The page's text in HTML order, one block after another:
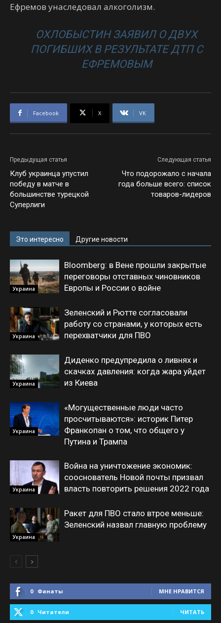
Ефремов унаследовал алкоголизм.
ОХЛОБЫСТИН ЗАЯВИЛ О ДВУХ
ПОГИБШИХ В РЕЗУЛЬТАТЕ ДТП С
ЕФРЕМОВЫМ
Facebook X VK
Предыдущая статья
Клуб украинца упустил
победу в матче в
большинстве турецкой
Суперлиги
Следующая статья
Что подорожало с начала
года больше всего: список
товаров-лидеров
Это интересно Другие новости
Украина
Bloomberg: в Вене прошли закрытые
переговоры отставных чиновников
Европы и России о войне
Украина
Зеленский и Рютте согласовали
работу со странами, у которых есть
перехватчики для ПВО
Украина
Диденко предупредила о ливнях и
скачках давления: когда жара уйдет
из Киева
Украина
«Могущественные люди часто
просчитываются»: историк Питер
Франкопан о том, что общего у
Путина и Трампа
Украина
Война на уничтожение экономик:
сооснователь Новой почты призвал
власть повторить решения 2022 года
Украина
Ракет для ПВО стало втрое меньше:
Зеленский назвал главную проблему
0 Фанаты МНЕ НРАВИТСЯ
0 Читатели ЧИТАТЬ